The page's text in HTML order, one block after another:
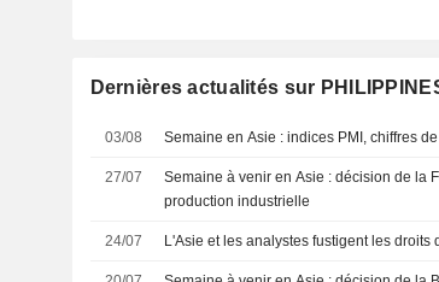
Dernières actualités sur
03/08 Semaine en Asie : indices PMI, chiffres
27/07
Semaine à venir en Asie : décision de la
production industrielle
24/07 L'Asie et les analystes fustigent les